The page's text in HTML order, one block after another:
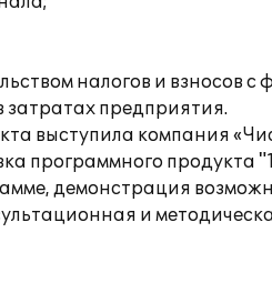
налогов и взносов с
затратах предприятия.
выступила компания
программного продукта
демонстрация
и